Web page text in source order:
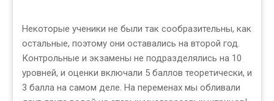
Некоторые ученики не были так сообразительны, как
остальные, поэтому они оставались на второй год.
Контрольные и экзамены не подразделялись на 10
уровней, и оценки включали 5 баллов теоретически, и
3 балла на самом деле. На переменах мы обливали